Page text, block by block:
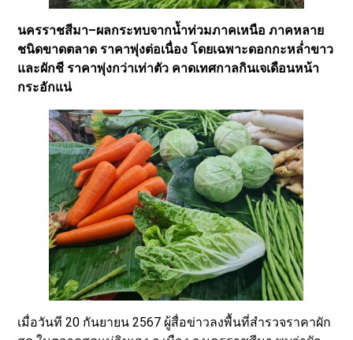
นครราชสีมา–ผลกระทบจากน้ำท่วมภาคเหนือ ภาคหลาย
ชนิดขาดตลาด ราคาพุ่งต่อเนื่อง โดยเฉพาะดอกกะหล่ำขาว
และผักชี ราคาพุ่งกว่าเท่าตัว คาดเทศกาลกินเจเดือนหน้า
กระอักแน่
เมื่อวันที 20 กันยายน 2567 ผู้สื่อข่าวลงพื้นที่สำรวจราคาผัก